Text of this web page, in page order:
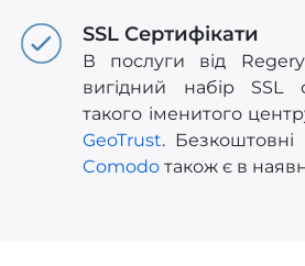
SSL Сертифікати
В послуги від
вигідний набір SSL
такого іменитого
GeoTrust. Безкоштовні
Comodo також є в